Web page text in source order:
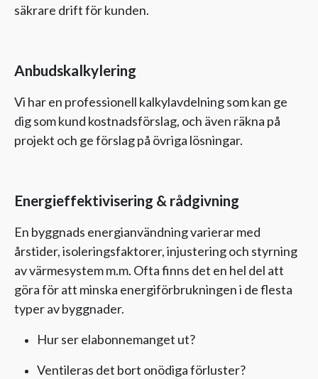
säkrare drift för kunden.
Anbudskalkylering
Vi har en professionell kalkylavdelning som kan ge
dig som kund kostnadsförslag, och även räkna på
projekt och ge förslag på övriga lösningar.
Energieffektivisering & rådgivning
En byggnads energianvändning varierar med
årstider, isoleringsfaktorer, injustering och styrning
av värmesystem m.m. Ofta finns det en hel del att
göra för att minska energiförbrukningen i de flesta
typer av byggnader.
Hur ser elabonnemanget ut?
Ventileras det bort onödiga förluster?